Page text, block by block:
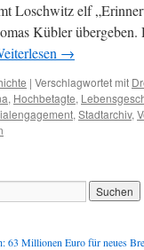
Loschwitz elf
Kübler übergeben.
→
| Verschlagwortet mit
, Hochbetagte,
, Stadtarchiv,
63 Millionen Euro für neues